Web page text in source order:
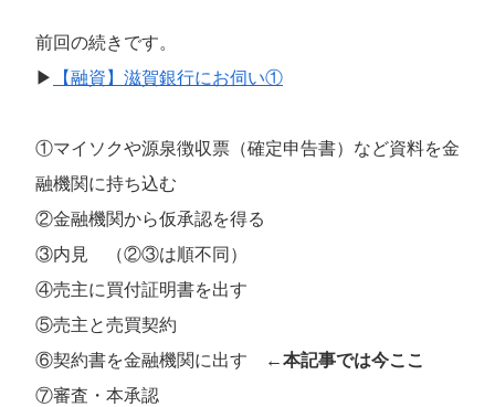
前回の続きです。
▶
【融資】滋賀銀行にお伺い①
①マイソクや源泉徴収票（確定申告書）など資料を金
融機関に持ち込む
②金融機関から仮承認を得る
③内見 （②③は順不同）
④売主に買付証明書を出す
⑤売主と売買契約
⑥契約書を金融機関に出す
←本記事では今ここ
⑦審査・本承認